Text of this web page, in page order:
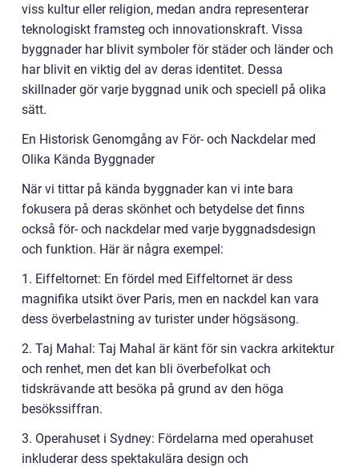
viss kultur eller religion, medan andra representerar
teknologiskt framsteg och innovationskraft. Vissa
byggnader har blivit symboler för städer och länder och
har blivit en viktig del av deras identitet. Dessa
skillnader gör varje byggnad unik och speciell på olika
sätt.
En Historisk Genomgång av För- och Nackdelar med
Olika Kända Byggnader
När vi tittar på kända byggnader kan vi inte bara
fokusera på deras skönhet och betydelse det finns
också för- och nackdelar med varje byggnadsdesign
och funktion. Här är några exempel:
1. Eiffeltornet: En fördel med Eiffeltornet är dess
magnifika utsikt över Paris, men en nackdel kan vara
dess överbelastning av turister under högsäsong.
2. Taj Mahal: Taj Mahal är känt för sin vackra arkitektur
och renhet, men det kan bli överbefolkat och
tidskrävande att besöka på grund av den höga
besökssiffran.
3. Operahuset i Sydney: Fördelarna med operahuset
inkluderar dess spektakulära design och